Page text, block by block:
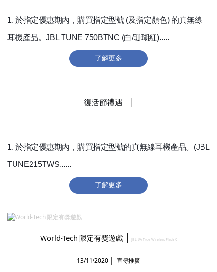
1. 於指定優惠期內，購買指定型號 (及指定顏色) 的真無線
耳機產品。JBL TUNE 750BTNC (白/珊瑚紅)......
了解更多
復活節禮遇
1. 於指定優惠期內，購買指定型號的真無線耳機產品。(JBL
TUNE215TWS......
了解更多
World-Tech 限定有獎遊戲 JBL UA True Wireless Flash X
13/11/2020 │ 宣傳推廣